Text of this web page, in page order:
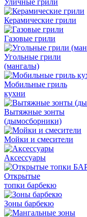
Уличные грили
Керамические грили
Газовые грили
Угольные грили
(мангалы)
Мобильные гриль
кухни
Вытяжные зонты
(дымосборники)
Мойки и смесители
Аксессуары
Открытые
топки барбекю
Зоны барбекю